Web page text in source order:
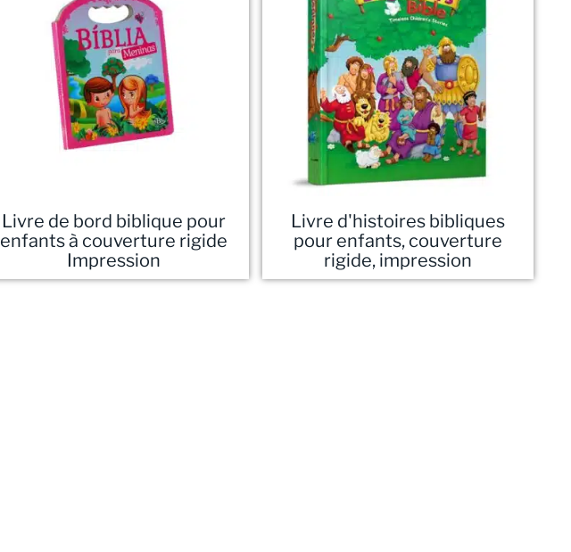
Livre de bord biblique pour
enfants à couverture rigide
Impression
Livre d'histoires bibliques
pour enfants, couverture
rigide, impression